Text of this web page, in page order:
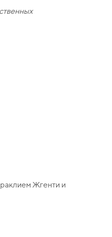
Жгенти и